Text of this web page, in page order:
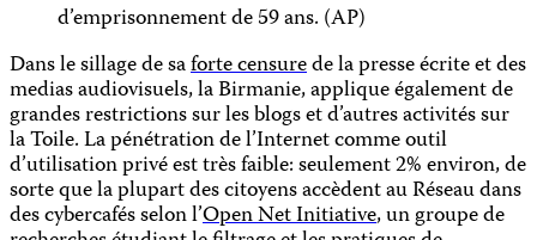
d’emprisonnement de 59 ans. (AP)
Dans le sillage de saforte censurede la presse écrite et des
medias audiovisuels, la Birmanie, applique également de
grandes restrictions sur les blogs et d’autres activités sur
la Toile. La pénétration de l’Internet comme outil
d’utilisation privé est très faible: seulement 2% environ, de
sorte que la plupart des citoyens accèdent au Réseau dans
des cybercafés selon l’Open Net Initiative,un groupe de